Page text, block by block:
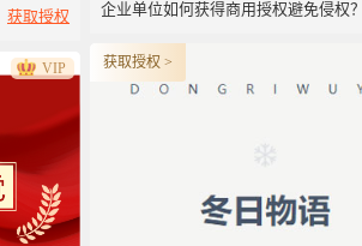
获取授权 企业单位如何获得商用授权避免侵权？
获取授权 >
VIP